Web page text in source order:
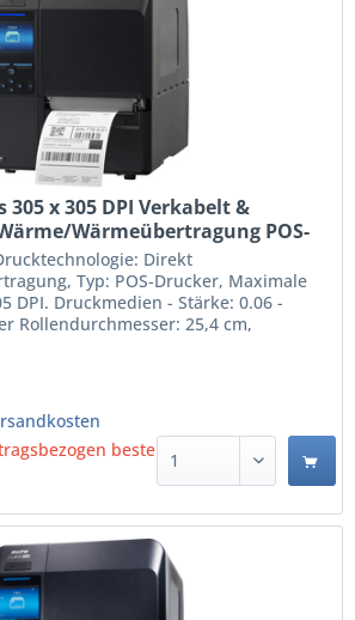
305 x 305 DPI Verkabelt &
Wärmeübertragung POS-
Direkt
Typ: POS-Drucker, Maximale
DPI. Druckmedien - Stärke: 0.06 -
Rollendurchmesser: 25,4 cm,
A / USB Type-B, Serielle
Produktfarbe:...
bestellt werden.